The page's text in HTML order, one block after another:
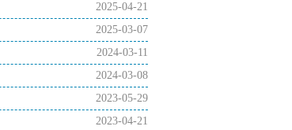
2025-04-21
2025-03-07
2024-03-11
2024-03-08
2023-05-29
2023-04-21